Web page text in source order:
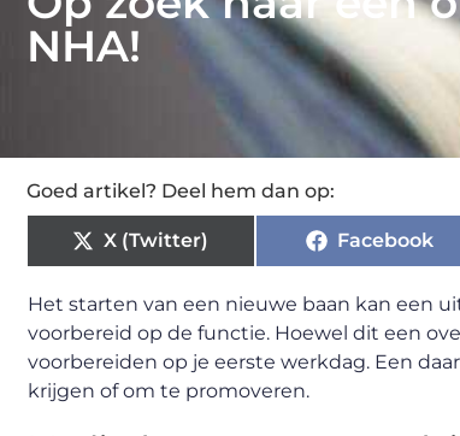
NHA!
Goed artikel? Deel hem dan op:
X (Twitter) Facebook
Het starten van een nieuwe baan kan een
voorbereid op de functie. Hoewel dit een
voorbereiden op je eerste werkdag. Een
krijgen of om te promoveren.